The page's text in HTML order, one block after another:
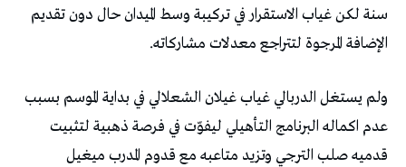
سنة لكن غياب الاستقرار في تركيبة وسط الميدان حال دون تقديم
الإضافة المرجوة لتتراجع معدلات مشاركاته.
ولم يستغل الدربالي غياب غيلان الشعلالي في بداية الموسم بسبب
عدم اكماله البرنامج التأهيلي ليفوّت في فرصة ذهبية لتثبيت
قدميه صلب الترجي وتزيد متاعبه مع قدوم المدرب ميغيل